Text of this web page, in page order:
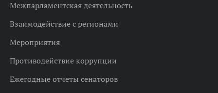
Межпарламентская деятельность
Взаимодействие с регионами
Мероприятия
Противодействие коррупции
Ежегодные отчеты сенаторов